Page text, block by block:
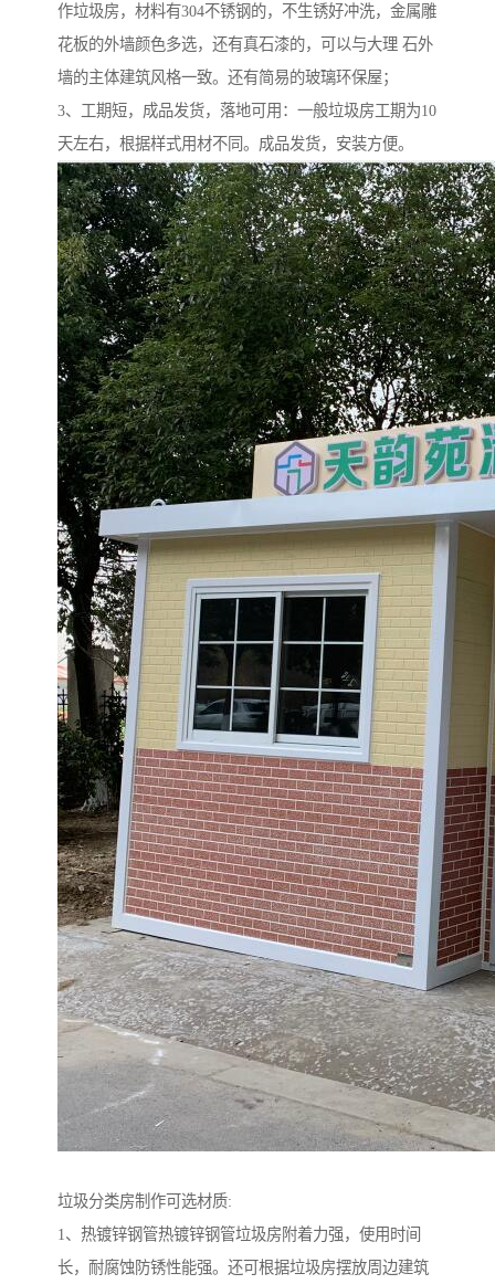
作垃圾房，材料有304不锈钢的，不生锈好冲洗，金属雕
花板的外墙颜色多选，还有真石漆的，可以与大理 石外
墙的主体建筑风格一致。还有简易的玻璃环保屋；
3、工期短，成品发货，落地可用：一般垃圾房工期为10
天左右，根据样式用材不同。成品发货，安装方便。
垃圾分类房制作可选材质:
1、热镀锌钢管热镀锌钢管垃圾房附着力强，使用时间
长，耐腐蚀防锈性能强。还可根据垃圾房摆放周边建筑